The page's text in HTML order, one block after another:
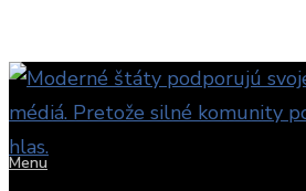
Menu